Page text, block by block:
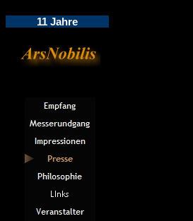
11 Jahre
Ars Nobilis